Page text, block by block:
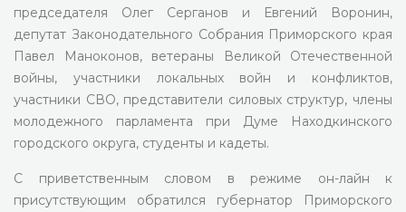
председателя Олег Серганов и Евгений Воронин,
депутат Законодательного Собрания Приморского края
Павел Маноконов, ветераны Великой Отечественной
войны, участники локальных войн и конфликтов,
участники СВО, представители силовых структур, члены
молодежного парламента при Думе Находкинского
городского округа, студенты и кадеты.
С приветственным словом в режиме он-лайн к
присутствующим обратился губернатор Приморского